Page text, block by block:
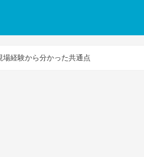
経験から分かった共通点